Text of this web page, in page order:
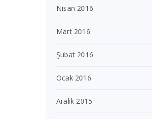
Nisan 2016
Mart 2016
Şubat 2016
Ocak 2016
Aralık 2015